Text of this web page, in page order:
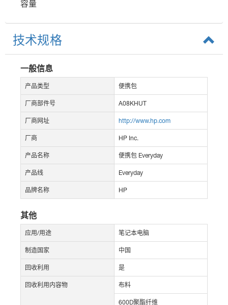
容量
技术规格
一般信息
产品类型 便携包
厂商部件号 A08KHUT
厂商网址 http://www.hp.com
厂商 HP Inc.
产品名称 便携包 Everyday
产品线 Everyday
品牌名称 HP
其他
应用/用途 笔记本电脑
制造国家 中国
回收利用 是
回收利用内容物 布料
600D聚酯纤维